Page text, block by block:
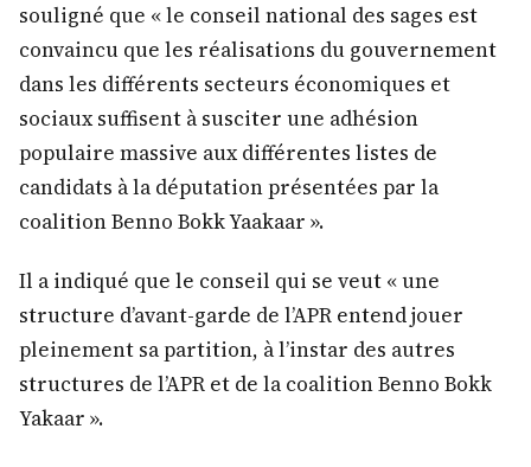
souligné que « le conseil national des sages est
convaincu que les réalisations du gouvernement
dans les différents secteurs économiques et
sociaux suffisent à susciter une adhésion
populaire massive aux différentes listes de
candidats à la députation présentées par la
coalition Benno Bokk Yaakaar ».
Il a indiqué que le conseil qui se veut « une
structure d’avant-garde de l’APR entend jouer
pleinement sa partition, à l’instar des autres
structures de l’APR et de la coalition Benno Bokk
Yakaar ».